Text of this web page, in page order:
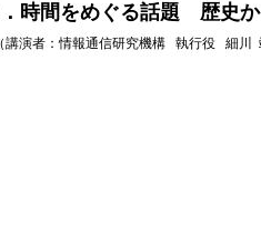
．時間をめぐる話題 歴史
（講演者：情報通信研究機構 執行役 細川